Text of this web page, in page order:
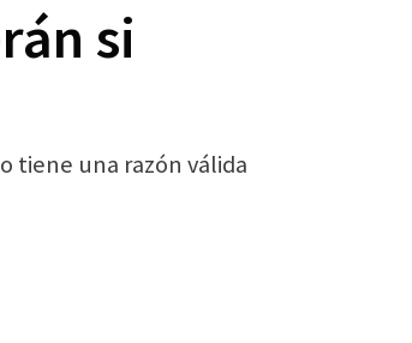
si
tiene una razón válida